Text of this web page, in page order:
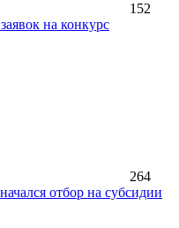
152
на конкурс
264
отбор на субсидии